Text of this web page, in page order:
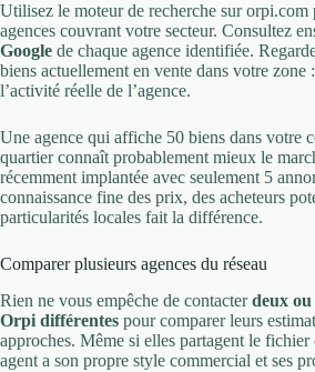
Utilisez le moteur de recherche sur
agences couvrant votre secteur. Consultez
Google de chaque agence identifiée.
biens actuellement en vente dans votre zone
l’activité réelle de l’agence.
Une agence qui affiche 50 biens dans votre
quartier connaît probablement mieux le
récemment implantée avec seulement 5
connaissance fine des prix, des acheteurs
particularités locales fait la différence.
Comparer plusieurs agences du réseau
Rien ne vous empêche de contacterdeux ou
Orpi différentes pour comparer leurs
approches. Même si elles partagent le
agent a son propre style commercial et ses